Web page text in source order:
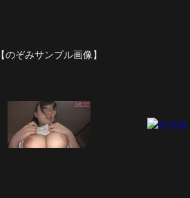
【のぞみサンプル画像】